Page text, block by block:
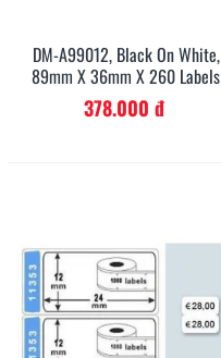
DM-A99012, Black On White,
89mm X 36mm X 260 Labels
378.000 đ